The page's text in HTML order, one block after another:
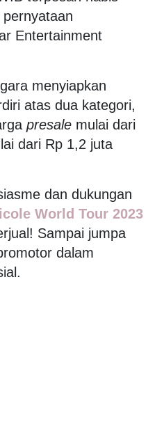
Entertainment
menyiapkan
atas dua kategori,
presale mulai dari
dari Rp 1,2 juta
dan dukungan
World Tour 2023
Sampai jumpa
dalam